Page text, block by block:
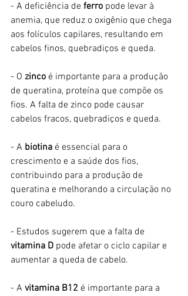
- A deficiência de ferro pode levar à
anemia, que reduz o oxigênio que chega
aos folículos capilares, resultando em
cabelos finos, quebradiços e queda.
- O zinco é importante para a produção
de queratina, proteína que compõe os
fios. A falta de zinco pode causar
cabelos fracos, quebradiços e queda.
- A biotina é essencial para o
crescimento e a saúde dos fios,
contribuindo para a produção de
queratina e melhorando a circulação no
couro cabeludo.
- Estudos sugerem que a falta de
vitamina D pode afetar o ciclo capilar e
aumentar a queda de cabelo.
- A vitamina B12 é importante para a